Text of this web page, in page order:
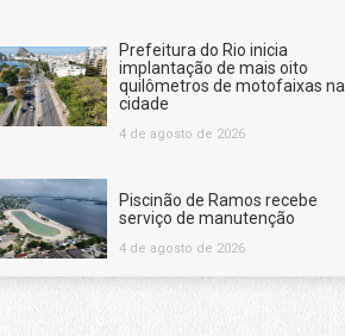
Prefeitura do Rio inicia
implantação de mais oito
quilômetros de motofaixas na
cidade
4 de agosto de 2026
Piscinão de Ramos recebe
serviço de manutenção
4 de agosto de 2026